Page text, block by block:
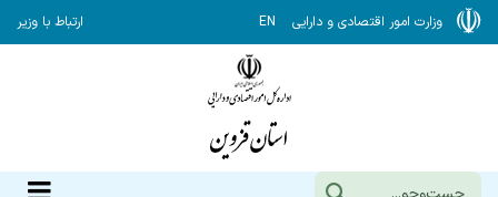
وزارت امور اقتصادی و دارایی EN ارتباط با وزیر